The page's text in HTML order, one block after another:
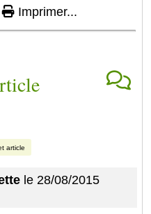
Imprimer...
article
le 28/08/2015